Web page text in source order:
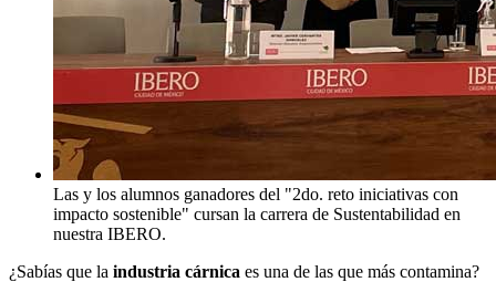
Las y los alumnos ganadores del "2do. reto iniciativas con
impacto sostenible" cursan la carrera de Sustentabilidad en
nuestra IBERO.
¿Sabías que la industria cárnica es una de las que más contamina?